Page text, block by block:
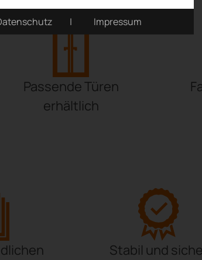
Passende Türen
erhältlich
Stabil und
| Impressum